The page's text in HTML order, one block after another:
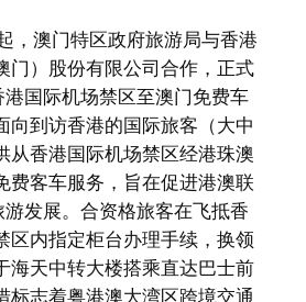
，澳门特区政府旅游局与香港
门）股份有限公司合作，正式
港国际机场禁区至澳门免费车
向到访香港的国际旅客（大中
从香港国际机场禁区经港珠澳
费客车服务，旨在促进港澳联
游发展。合资格旅客在飞抵香
区内指定柜台办理手续，换领
海天中转大楼搭乘直达巴士前
标志着粤港澳大湾区跨境交通